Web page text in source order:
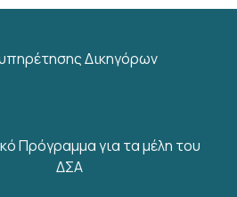
Δικηγόρων
Πρόγραμμα για τα μέλη του
ΔΣΑ